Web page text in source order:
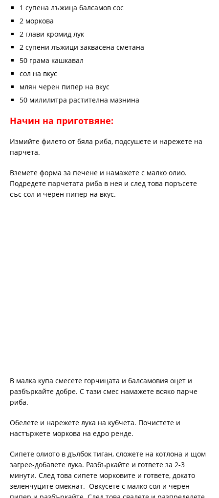
1 супена лъжица балсамов сос
2 моркова
2 глави кромид лук
2 супени лъжици заквасена сметана
50 грама кашкавал
сол на вкус
млян черен пипер на вкус
50 милилитра растителна мазнина
Начин на приготвяне:
Измийте филето от бяла риба, подсушете и нарежете на
парчета.
Вземете форма за печене и намажете с малко олио.
Подредете парчетата риба в нея и след това поръсете
със сол и черен пипер на вкус.
В малка купа смесете горчицата и балсамовия оцет и
разбъркайте добре. С тази смес намажете всяко парче
риба.
Обелете и нарежете лука на кубчета. Почистете и
настържете моркова на едро ренде.
Сипете олиото в дълбок тиган, сложете на котлона и щом
загрее-добавете лука. Разбъркайте и гответе за 2-3
минути. След това сипете морковите и гответе, докато
зеленчуците омекнат. Овкусете с малко сол и черен